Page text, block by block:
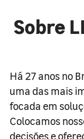
Sobre
Há 27 anos no
uma das mais
focada em
Colocamos
decisões e